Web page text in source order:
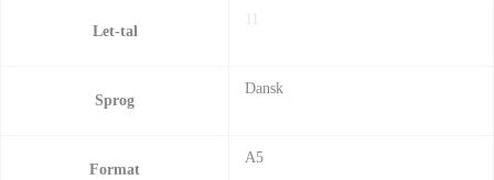
Let-tal
Sprog
Dansk
Format
A5